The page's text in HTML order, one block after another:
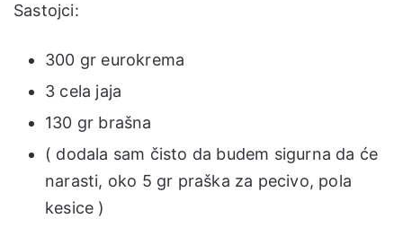
Sastojci:
300 gr eurokrema
3 cela jaja
130 gr brašna
( dodala sam čisto da budem sigurna da će
narasti, oko 5 gr praška za pecivo, pola
kesice )